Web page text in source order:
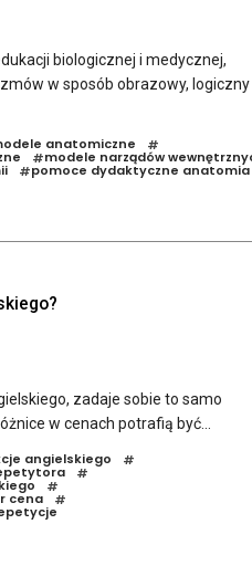
biologicznej i medycznej,
w sposób obrazowy, logiczny
anatomiczne #
#modele narządów
#pomoce dydaktyczne anatomia
zadaje sobie to samo
w cenach potrafią być...
angielskiego #
#
#
cena #